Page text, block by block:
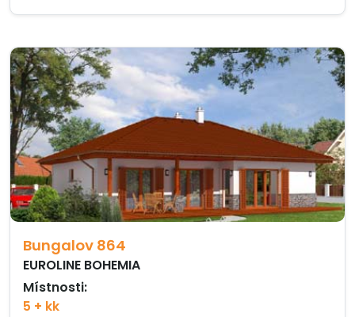
Bungalov 864
EUROLINE BOHEMIA
Místnosti:
5 + kk